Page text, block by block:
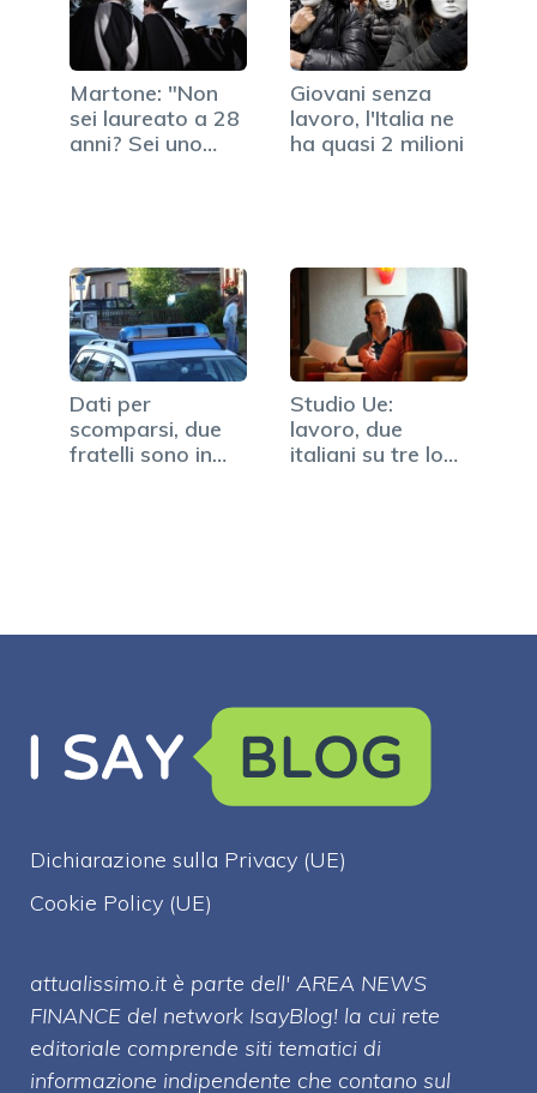
Martone: "Non
sei laureato a 28
anni? Sei uno
Giovani senza
lavoro, l'Italia ne
ha quasi 2 milioni
Dati per
scomparsi, due
fratelli sono in
Studio Ue:
lavoro, due
italiani su tre lo
Dichiarazione sulla Privacy (UE)
Cookie Policy (UE)
attualissimo.it è parte dell' AREA NEWS
FINANCE del network IsayBlog! la cui rete
editoriale comprende siti tematici di
informazione indipendente che contano sul